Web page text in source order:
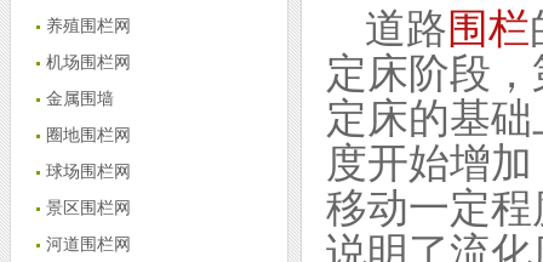
养殖围栏网
机场围栏网
金属围墙
圈地围栏网
球场围栏网
景区围栏网
河道围栏网
道路围栏
定床阶段
定床的基
度开始增
移动一定
说明了流